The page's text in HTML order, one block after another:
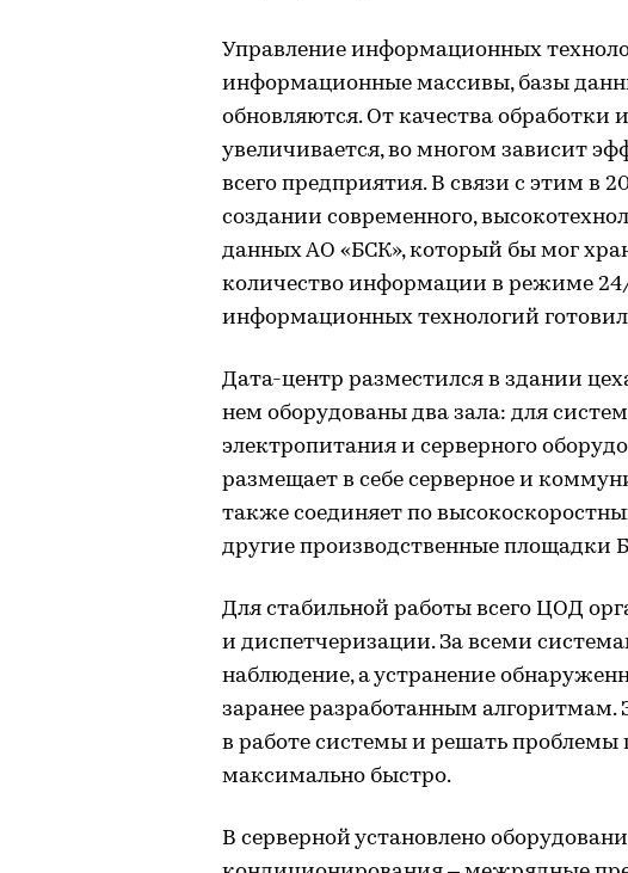
Управление информационных
информационные массивы, базы
обновляются. От качества
увеличивается, во многом зависит
всего предприятия. В связи с этим в
создании современного,
данных АО «БСК», который бы мог
количество информации в режиме 24/
информационных технологий
Дата-центр разместился в здании
нем оборудованы два зала: для
электропитания и серверного
размещает в себе серверное и
также соединяет по
другие производственные площадки
Для стабильной работы всего ЦОД
и диспетчеризации. За всеми
наблюдение, а устранение
заранее разработанным алгоритмам.
в работе системы и решать проблемы
максимально быстро.
В серверной установлено